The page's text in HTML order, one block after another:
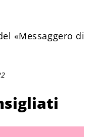
«Messaggero di